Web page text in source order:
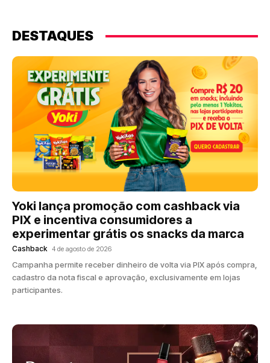
DESTAQUES
Yoki lança promoção com cashback via
PIX e incentiva consumidores a
experimentar grátis os snacks da marca
Cashback 4 de agosto de 2026
Campanha permite receber dinheiro de volta via PIX após compra,
cadastro da nota fiscal e aprovação, exclusivamente em lojas
participantes.